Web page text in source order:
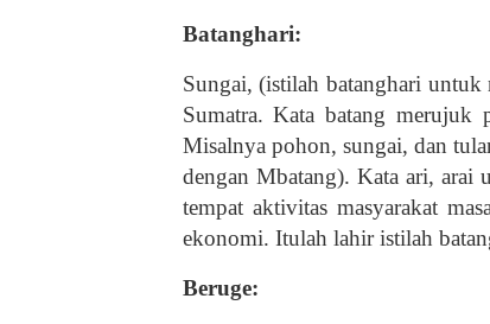
Batanghari:
Sungai, (istilah batanghari
Sumatra. Kata batang merujuk
Misalnya pohon, sungai, dan
dengan Mbatang). Kata ari, arai
tempat aktivitas masyarakat
ekonomi. Itulah lahir istilah
Beruge: